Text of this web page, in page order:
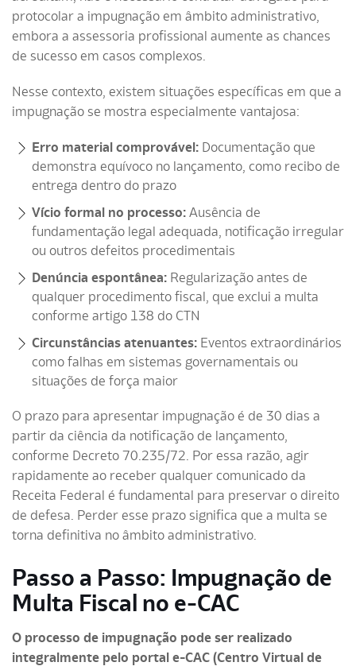
protocolar a impugnação em âmbito administrativo,
embora a assessoria profissional aumente as chances
de sucesso em casos complexos.
Nesse contexto, existem situações específicas em que a
impugnação se mostra especialmente vantajosa:
Erro material comprovável: Documentação que
demonstra equívoco no lançamento, como recibo de
entrega dentro do prazo
Vício formal no processo: Ausência de
fundamentação legal adequada, notificação irregular
ou outros defeitos procedimentais
Denúncia espontânea: Regularização antes de
qualquer procedimento fiscal, que exclui a multa
conforme artigo 138 do CTN
Circunstâncias atenuantes: Eventos extraordinários
como falhas em sistemas governamentais ou
situações de força maior
O prazo para apresentar impugnação é de 30 dias a
partir da ciência da notificação de lançamento,
conforme Decreto 70.235/72. Por essa razão, agir
rapidamente ao receber qualquer comunicado da
Receita Federal é fundamental para preservar o direito
de defesa. Perder esse prazo significa que a multa se
torna definitiva no âmbito administrativo.
Passo a Passo: Impugnação de
Multa Fiscal no e-CAC
O processo de impugnação pode ser realizado
integralmente pelo portal e-CAC (Centro Virtual de